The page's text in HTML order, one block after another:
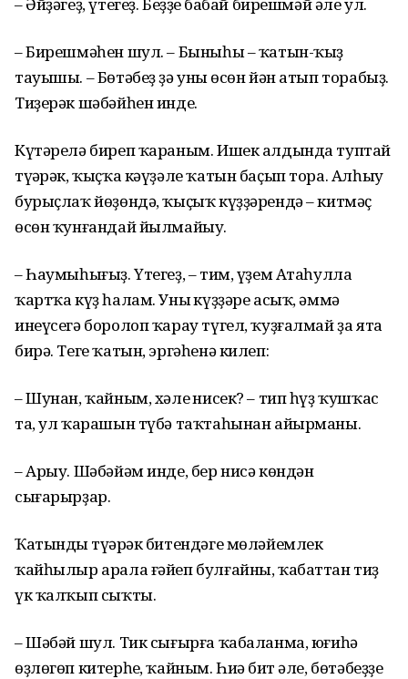
– Бирешмәһен шул. – Быныһы – ҡатын-ҡыҙ
тауышы. – Бөтәбеҙ ҙә уның өсөн йән атып торабыҙ.
Тиҙерәк шәбәйһен инде.
Күтәрелә биреп ҡараным. Ишек алдында туптай
түңәрәк, ҡыҫҡа кәүҙәле ҡатын баҫып тора. Алһыу
бурыҫлаҡ йөҙөндә, ҡыҫыҡ күҙҙәрендә – китмәҫ
өсөн ҡунғандай йылмайыу.
– Һаумыһығыҙ. Үтегеҙ, – тим, үҙем Атаһулла
ҡартҡа күҙ һалам. Уның күҙҙәре асыҡ, әммә
инеүсегә боролоп ҡарау түгел, ҡуҙғалмай ҙа ята
бирә. Теге ҡатын, эргәһенә килеп:
– Шунан, ҡайным, хәлең нисек? – тип һүҙ ҡушҡас
та, ул ҡарашын түбә таҡтаһынан айырманы.
– Арыу. Шәбәйәм инде, бер нисә көндән
сығарырҙар.
Ҡатындың түңәрәк битендәге мөләйемлек
ҡайһылыр арала ғәйеп булғайны, ҡабаттан тиҙ
үк ҡалҡып сыҡты.
– Шәбәй шул. Тик сығырға ҡабаланма, юғиһә
өҙлөгөп китерһең, ҡайным. Һиңә бит әле, бөтәбеҙҙе